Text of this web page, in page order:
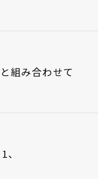
組み合わせて
、